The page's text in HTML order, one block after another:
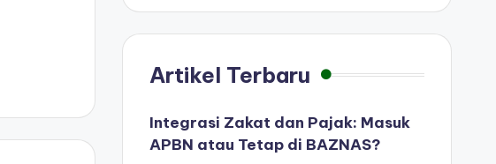
Artikel Terbaru
Integrasi Zakat dan Pajak: Masuk
APBN atau Tetap di BAZNAS?